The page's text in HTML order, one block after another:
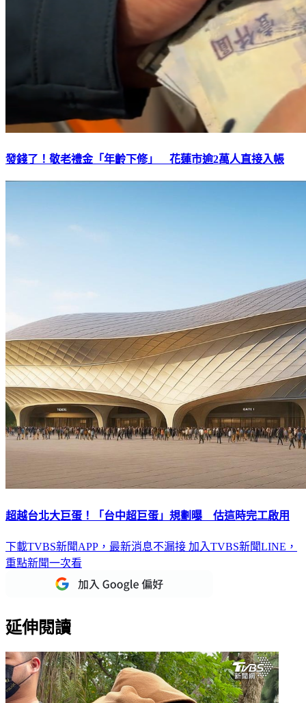
發錢了！敬老禮金「年齡下修」 花蓮市逾2萬人直接入帳
超越台北大巨蛋！「台中超巨蛋」規劃曝 估這時完工啟用
下載TVBS新聞APP，最新消息不漏接 加入TVBS新聞LINE，
重點新聞一次看
延伸閱讀